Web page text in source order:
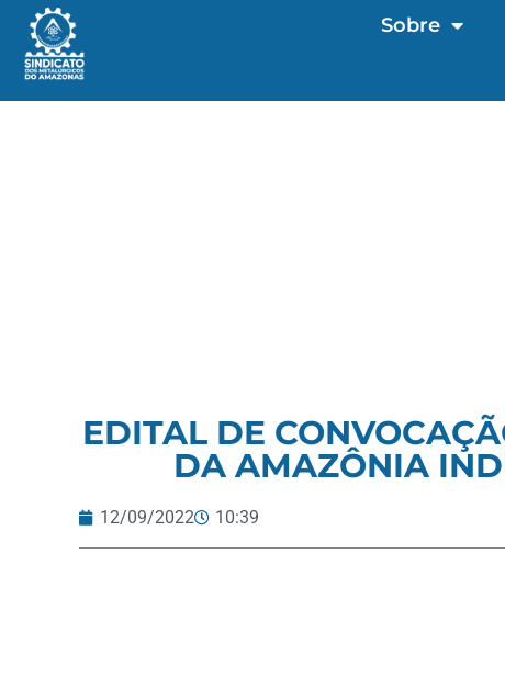
Sobre
EDITAL DE
DA AMAZÔNIA
12/09/2022 10:39